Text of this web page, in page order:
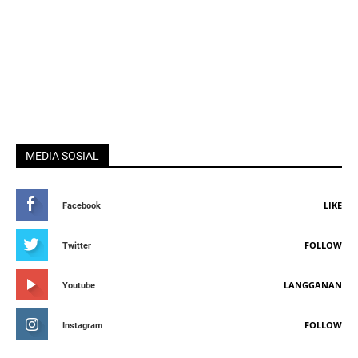
MEDIA SOSIAL
Facebook LIKE
Twitter FOLLOW
Youtube LANGGANAN
Instagram FOLLOW